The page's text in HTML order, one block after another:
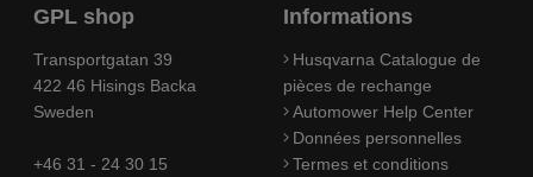
GPL shop
Transportgatan 39
422 46 Hisings Backa
Sweden
+46 31 - 24 30 15
Informations
Husqvarna Catalogue de
pièces de rechange
Automower Help Center
Données personnelles
Termes et conditions